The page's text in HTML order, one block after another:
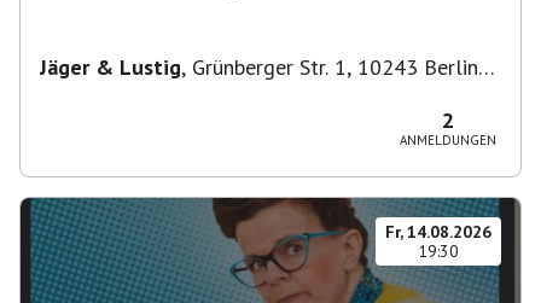
Jäger & Lustig, Grünberger Str. 1, 10243 Berlin-
2
ANMELDUNGEN
Fr, 14.08.2026
19:30